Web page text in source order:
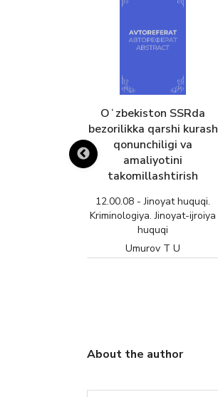
materiallarni
saqlash,
Oʻzbekiston SSRda
bezorilikka qarshi kurash
qonunchiligi va
amaliyotini
takomillashtirish
12.00.08 - Jinoyat huquqi.
Kriminologiya. Jinoyat-ijroiya
huquqi
Umurov T U
About the author